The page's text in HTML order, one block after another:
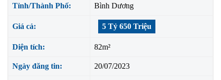
Tỉnh/Thành Phố: Bình Dương
Giá cả: 5 Tỷ 650 Triệu
Diện tích: 82m²
Ngày đăng tin: 20/07/2023